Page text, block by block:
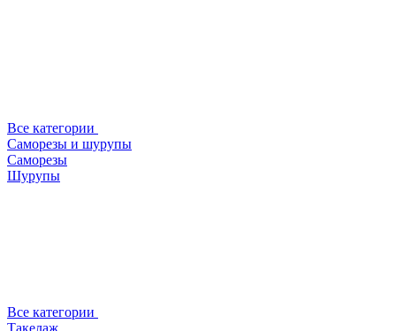
Все категории
Саморезы и шурупы
Саморезы
Шурупы
Все категории
Такелаж